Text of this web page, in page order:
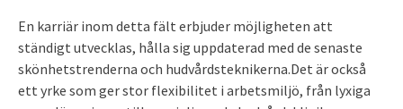
En karriär inom detta fält erbjuder möjligheten att
ständigt utvecklas, hålla sig uppdaterad med de senaste
skönhetstrenderna och hudvårdsteknikerna.Det är också
ett yrke som ger stor flexibilitet i arbetsmiljö, från lyxiga